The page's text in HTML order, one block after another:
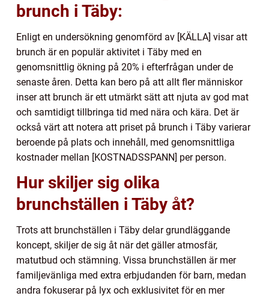
brunch i Täby:
Enligt en undersökning genomförd av [KÄLLA] visar att
brunch är en populär aktivitet i Täby med en
genomsnittlig ökning på 20% i efterfrågan under de
senaste åren. Detta kan bero på att allt fler människor
inser att brunch är ett utmärkt sätt att njuta av god mat
och samtidigt tillbringa tid med nära och kära. Det är
också värt att notera att priset på brunch i Täby varierar
beroende på plats och innehåll, med genomsnittliga
kostnader mellan [KOSTNADSSPANN] per person.
Hur skiljer sig olika
brunchställen i Täby åt?
Trots att brunchställen i Täby delar grundläggande
koncept, skiljer de sig åt när det gäller atmosfär,
matutbud och stämning. Vissa brunchställen är mer
familjevänliga med extra erbjudanden för barn, medan
andra fokuserar på lyx och exklusivitet för en mer